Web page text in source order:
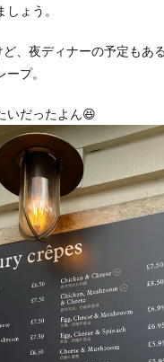
ょう。
、夜ディナーの予定もあ
プ。
いだったよん😆